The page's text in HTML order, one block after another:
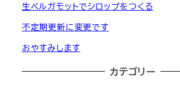
生ベルガモットでシロップをつくる
不定期更新に変更です
おやすみします
カテゴリー